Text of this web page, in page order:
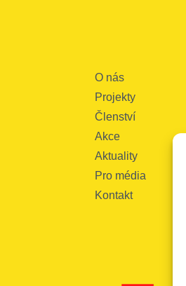
O nás
Projekty
Členství
Akce
Aktuality
Pro média
Kontakt